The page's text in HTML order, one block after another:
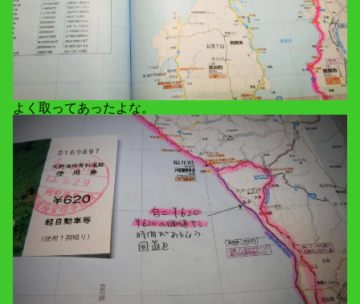
よく取ってあったよな。